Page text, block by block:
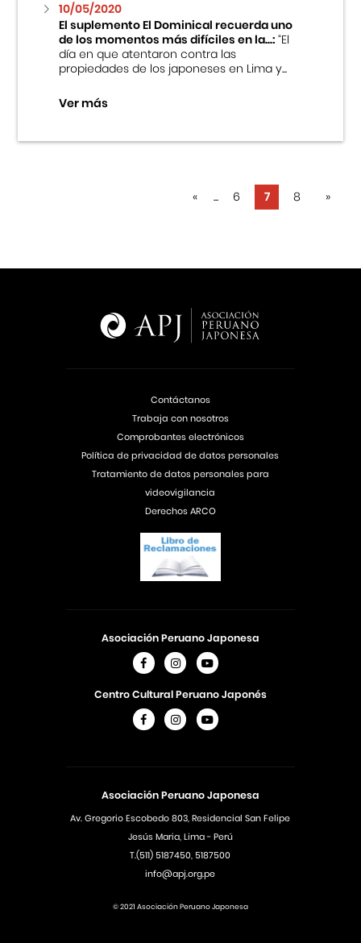
10/05/2020
El suplemento El Dominical recuerda uno
de los momentos más difíciles en la...:“El
día en que atentaron contra las
propiedades de los japoneses en Lima y...
Ver más
« ... 6 7 8 »
Asociación Peruano Japonesa
Av. Gregorio Escobedo 803, Residencial San Felipe
Jesús Maria, Lima - Perú
T.(511) 5187450, 5187500
info@apj.org.pe
Asociación Peruano Japonesa
Centro Cultural Peruano Japonés
Contáctanos
Trabaja con nosotros
Comprobantes electrónicos
Política de privacidad de datos personales
Tratamiento de datos personales para
videovigilancia
Derechos ARCO
© 2021 Asociación Peruano Japonesa